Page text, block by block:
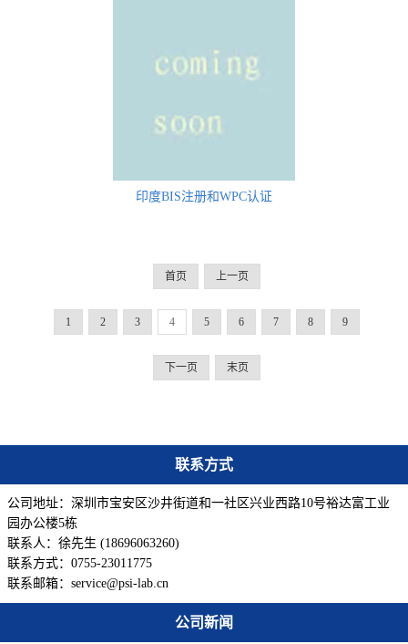
印度BIS注册和WPC认证
首页 上一页
1 2 3 4 5 6 7 8 9
下一页 末页
联系方式
公司地址：深圳市宝安区沙井街道和一社区兴业西路10号裕达富工业
园办公楼5栋
联系人：徐先生 (18696063260)
联系方式：0755-23011775
联系邮箱：service@psi-lab.cn
公司新闻